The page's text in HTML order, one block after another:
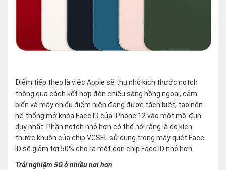
Điểm tiếp theo là việc Apple sẽ thu nhỏ kích thước notch
thông qua cách kết hợp đèn chiếu sáng hồng ngoại, cảm
biến và máy chiếu điểm hiện đang được tách biệt, tạo nên
hệ thống mở khóa Face ID của iPhone 12 vào một mô-đun
duy nhất. Phần notch nhỏ hơn có thể nói rằng là do kích
thước khuôn của chip VCSEL sử dụng trong máy quét Face
ID sẽ giảm tới 50% cho ra một con chip Face ID nhỏ hơn.
Trải nghiệm 5G ở nhiều nơi hơn